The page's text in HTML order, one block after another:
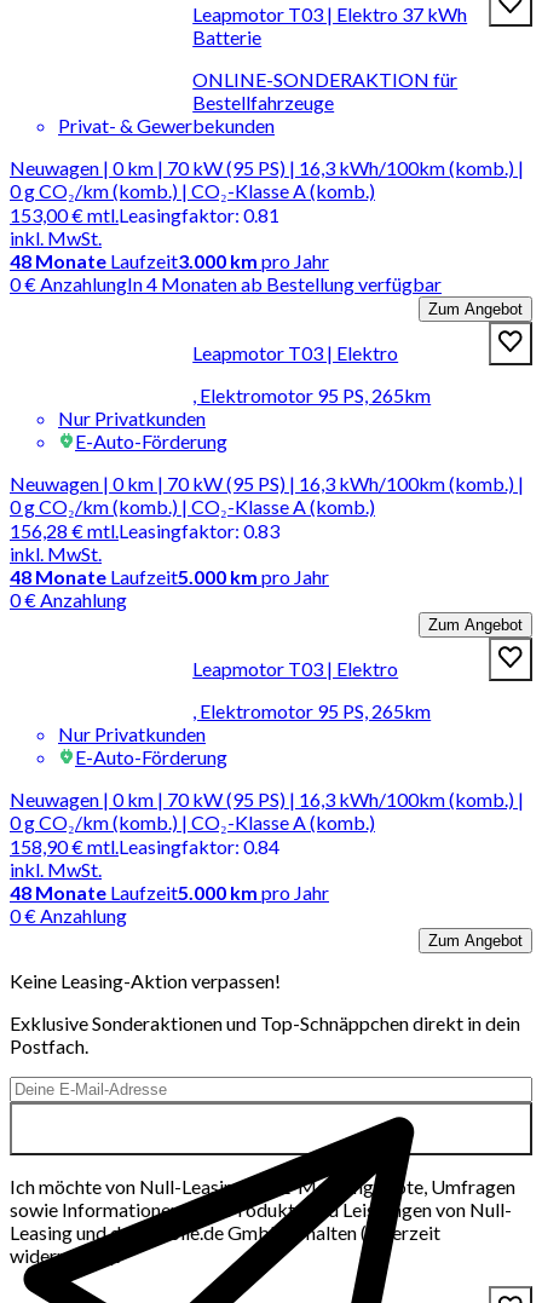
Leapmotor T03 | Elektro 37 kWh
Batterie
ONLINE-SONDERAKTION für
Bestellfahrzeuge
Privat- & Gewerbekunden
Neuwagen | 0 km | 70 kW (95 PS) | 16,3 kWh/100km (komb.) |
0 g CO₂/km (komb.) | CO₂-Klasse A (komb.)
153,00 €mtl.
inkl. MwSt.
Leasingfaktor: 0.81
48 Monate Laufzeit3.000 km pro Jahr
0 € AnzahlungIn 4 Monaten ab Bestellung verfügbar
Zum Angebot
Leapmotor T03 | Elektro
, Elektromotor 95 PS, 265km
Nur Privatkunden
E-Auto-Förderung
Neuwagen | 0 km | 70 kW (95 PS) | 16,3 kWh/100km (komb.) |
0 g CO₂/km (komb.) | CO₂-Klasse A (komb.)
156,28 €mtl.
inkl. MwSt.
Leasingfaktor: 0.83
48 Monate Laufzeit5.000 km pro Jahr
0 € Anzahlung
Zum Angebot
Leapmotor T03 | Elektro
, Elektromotor 95 PS, 265km
Nur Privatkunden
E-Auto-Förderung
Neuwagen | 0 km | 70 kW (95 PS) | 16,3 kWh/100km (komb.) |
0 g CO₂/km (komb.) | CO₂-Klasse A (komb.)
158,90 €mtl.
inkl. MwSt.
Leasingfaktor: 0.84
48 Monate Laufzeit5.000 km pro Jahr
0 € Anzahlung
Zum Angebot
Keine Leasing-Aktion verpassen!
Exklusive Sonderaktionen und Top-Schnäppchen direkt in dein
Postfach.
Ich möchte von Null-Leasing per E-Mail Angebote, Umfragen
sowie Informationen über Produkte und Leistungen von Null-
Leasing und der mobile.de GmbH erhalten (jederzeit
widerrufbar).